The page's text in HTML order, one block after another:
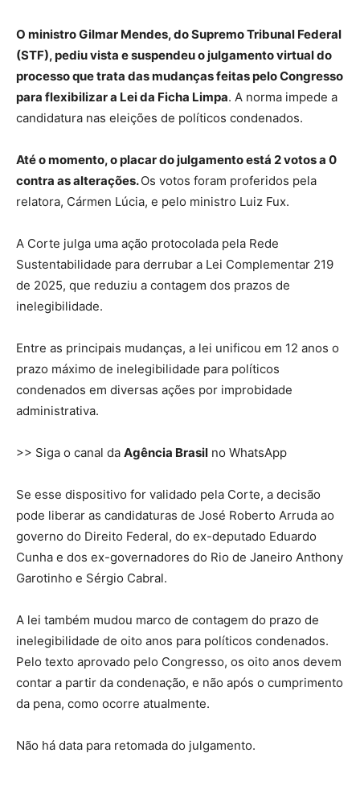
O ministro Gilmar Mendes, do Supremo Tribunal Federal
(STF), pediu vista e suspendeu o julgamento virtual do
processo que trata das mudanças feitas pelo Congresso
para flexibilizar a Lei da Ficha Limpa. A norma impede a
candidatura nas eleições de políticos condenados.
Até o momento, o placar do julgamento está 2 votos a 0
contra as alterações. Os votos foram proferidos pela
relatora, Cármen Lúcia, e pelo ministro Luiz Fux.
A Corte julga uma ação protocolada pela Rede
Sustentabilidade para derrubar a Lei Complementar 219
de 2025, que reduziu a contagem dos prazos de
inelegibilidade.
Entre as principais mudanças, a lei unificou em 12 anos o
prazo máximo de inelegibilidade para políticos
condenados em diversas ações por improbidade
administrativa.
>> Siga o canal da Agência Brasil no WhatsApp
Se esse dispositivo for validado pela Corte, a decisão
pode liberar as candidaturas de José Roberto Arruda ao
governo do Direito Federal, do ex-deputado Eduardo
Cunha e dos ex-governadores do Rio de Janeiro Anthony
Garotinho e Sérgio Cabral.
A lei também mudou marco de contagem do prazo de
inelegibilidade de oito anos para políticos condenados.
Pelo texto aprovado pelo Congresso, os oito anos devem
contar a partir da condenação, e não após o cumprimento
da pena, como ocorre atualmente.
Não há data para retomada do julgamento.